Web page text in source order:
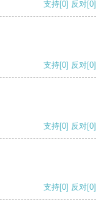
支持[0] 反对[0]
支持[0] 反对[0]
支持[0] 反对[0]
支持[0] 反对[0]